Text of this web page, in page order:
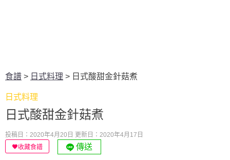
食譜 > 日式料理 > 日式酸甜金針菇煮
日式料理
日式酸甜金針菇煮
投稿日：2020年4月20日 更新日：2020年4月17日
收藏食譜
傳送